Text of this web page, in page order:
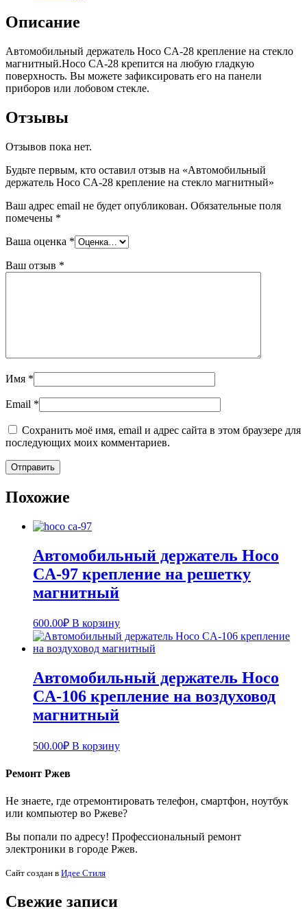
Описание
Автомобильный держатель Hoco CA-28 крепление на стекло
магнитный.Hoco CA-28 крепится на любую гладкую
поверхность. Вы можете зафиксировать его на панели
приборов или лобовом стекле.
Отзывы
Отзывов пока нет.
Будьте первым, кто оставил отзыв на «Автомобильный
держатель Hoco CA-28 крепление на стекло магнитный»
Ваш адрес email не будет опубликован. Обязательные поля
помечены *
Ваша оценка *
Ваш отзыв *
Имя *
Email *
Сохранить моё имя, email и адрес сайта в этом браузере для
последующих моих комментариев.
Похожие
Автомобильный держатель Hoco
CA-97 крепление на решетку
магнитный
600.00₽ В корзину
Автомобильный держатель Hoco
CA-106 крепление на воздуховод
магнитный
500.00₽ В корзину
Ремонт Ржев
Не знаете, где отремонтировать телефон, смартфон, ноутбук
или компьютер во Ржеве?
Вы попали по адресу! Профессиональный ремонт
электроники в городе Ржев.
Cайт создан в Идее Стиля
Свежие записи